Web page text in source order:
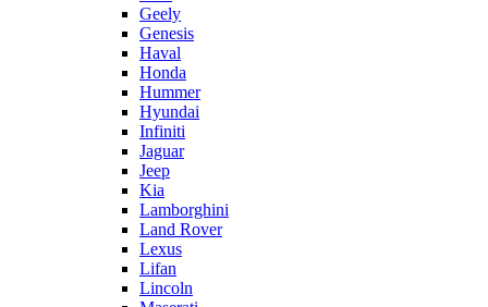
Geely
Genesis
Haval
Honda
Hummer
Hyundai
Infiniti
Jaguar
Jeep
Kia
Lamborghini
Land Rover
Lexus
Lifan
Lincoln